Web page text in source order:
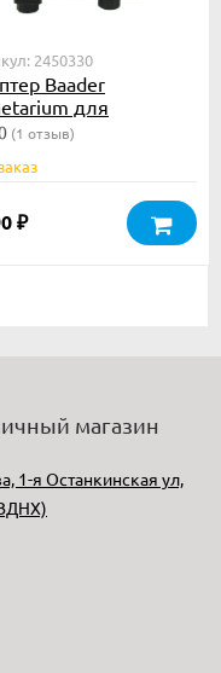
2450330
Baader
для
камеры
(1 отзыв)
₽
магазин
1-я Останкинская ул,